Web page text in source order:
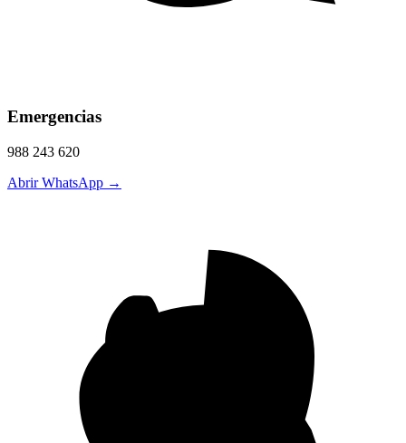
Emergencias
988 243 620
Abrir WhatsApp →